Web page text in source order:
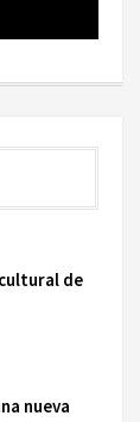
de
nueva